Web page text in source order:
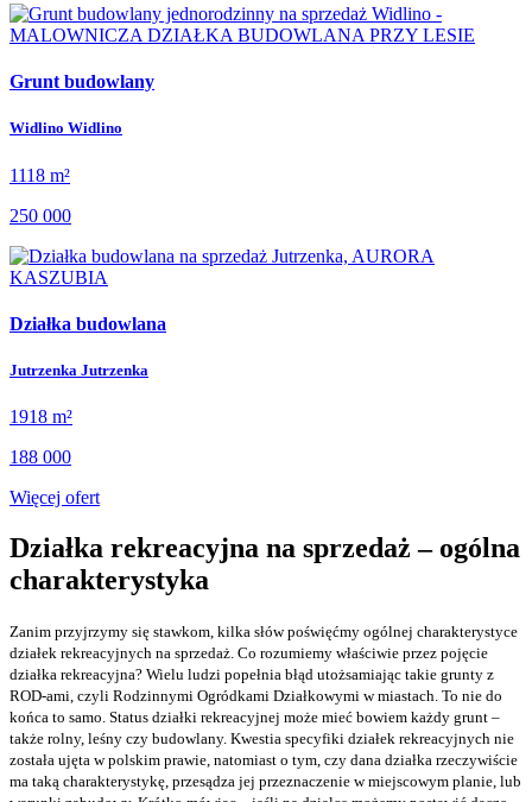
Grunt budowlany
Widlino Widlino
1118 m²
250 000
Działka budowlana
Jutrzenka Jutrzenka
1918 m²
188 000
Więcej ofert
Działka rekreacyjna na sprzedaż – ogólna
charakterystyka
Zanim przyjrzymy się stawkom, kilka słów poświęćmy ogólnej charakterystyce
działek rekreacyjnych na sprzedaż. Co rozumiemy właściwie przez pojęcie
działka rekreacyjna? Wielu ludzi popełnia błąd utożsamiając takie grunty z
ROD-ami, czyli Rodzinnymi Ogródkami Działkowymi w miastach. To nie do
końca to samo. Status działki rekreacyjnej może mieć bowiem każdy grunt –
także rolny, leśny czy budowlany. Kwestia specyfiki działek rekreacyjnych nie
została ujęta w polskim prawie, natomiast o tym, czy dana działka rzeczywiście
ma taką charakterystykę, przesądza jej przeznaczenie w miejscowym planie, lub